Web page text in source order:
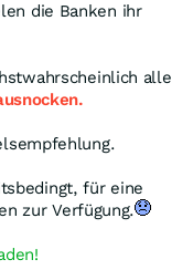
die Banken ihr
alle
für eine
zur Verfügung.